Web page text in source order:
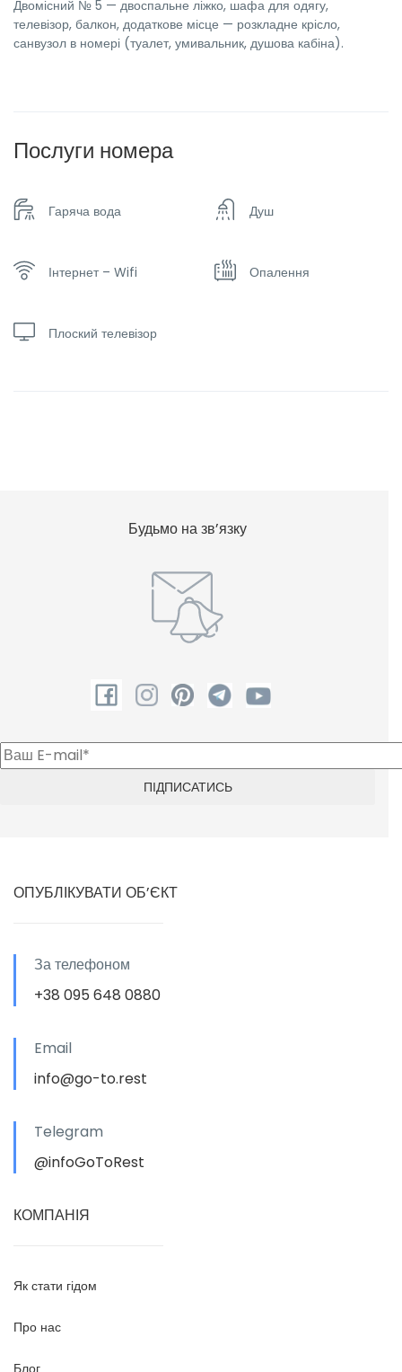
Двомісний № 5 — двоспальне ліжко, шафа для одягу,
телевізор, балкон, додаткове місце — розкладне крісло,
санвузол в номері (туалет, умивальник, душова кабіна).
Послуги номера
Гаряча вода Душ
Інтернет – Wifi Опалення
Плоский телевізор
Будьмо на зв’язку
ОПУБЛІКУВАТИ ОБ’ЄКТ
За телефоном
+38 095 648 0880
Email
info@go-to.rest
Telegram
@infoGoToRest
КОМПАНІЯ
Як стати гідом
Про нас
Блог